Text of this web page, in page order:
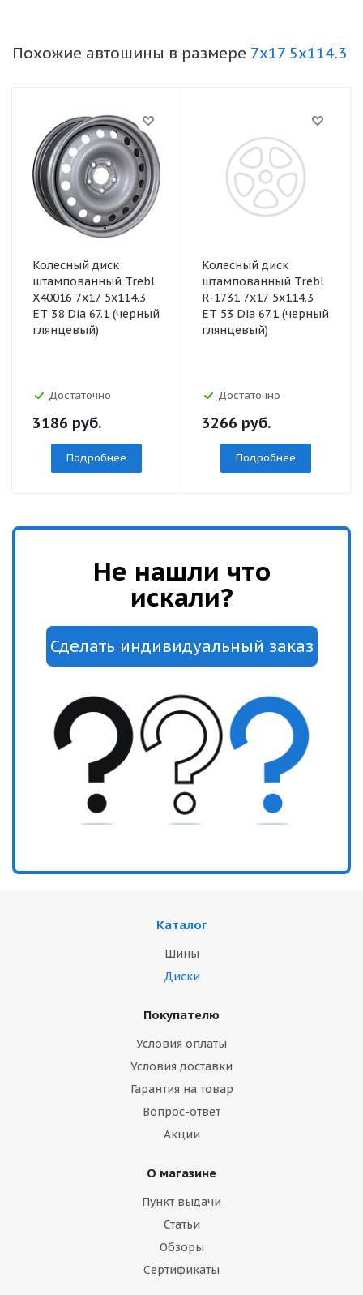
Похожие автошины в размере 7x17 5x114.3
Колесный диск
штампованный Trebl
X40016 7x17 5x114.3
ET 38 Dia 67.1 (черный
глянцевый)
Достаточно
3186 руб.
Подробнее
Колесный диск
штампованный Trebl
R-1731 7x17 5x114.3
ET 53 Dia 67.1 (черный
глянцевый)
Достаточно
3266 руб.
Подробнее
Не нашли что
искали?
Каталог
Шины
Диски
Покупателю
Условия оплаты
Условия доставки
Гарантия на товар
Вопрос-ответ
Акции
О магазине
Пункт выдачи
Статьи
Обзоры
Сертификаты